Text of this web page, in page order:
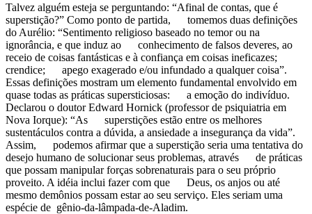
Talvez alguém esteja se perguntando: “Afinal de contas, que é
superstição?” Como ponto de partida, tomemos duas definições
do Aurélio: “Sentimento religioso baseado no temor ou na
ignorância, e que induz ao conhecimento de falsos deveres, ao
receio de coisas fantásticas e à confiança em coisas ineficazes;
crendice; apego exagerado e/ou infundado a qualquer coisa”.
Essas definições mostram um elemento fundamental envolvido em
quase todas as práticas supersticiosas: a emoção do indivíduo.
Declarou o doutor Edward Hornick (professor de psiquiatria em
Nova Iorque): “As superstições estão entre os melhores
sustentáculos contra a dúvida, a ansiedade a insegurança da vida”.
Assim, podemos afirmar que a superstição seria uma tentativa do
desejo humano de solucionar seus problemas, através de práticas
que possam manipular forças sobrenaturais para o seu próprio
proveito. A idéia inclui fazer com que Deus, os anjos ou até
mesmo demônios possam estar ao seu serviço. Eles seriam uma
espécie de gênio-da-lâmpada-de-Aladim.